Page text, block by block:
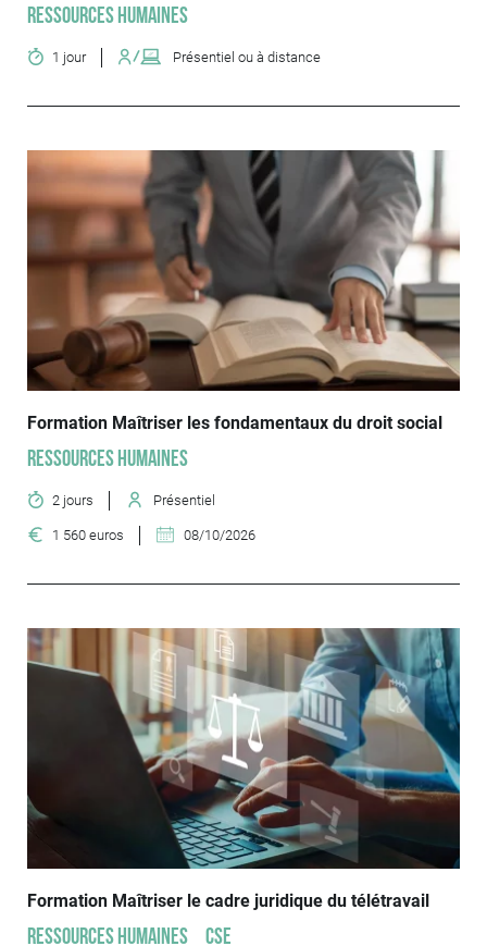
Ressources humaines
1 jour Présentiel ou à distance
Formation Maîtriser les fondamentaux du droit social
Ressources humaines
2 jours Présentiel
1 560 euros 08/10/2026
Formation Maîtriser le cadre juridique du télétravail
Ressources humaines CSE